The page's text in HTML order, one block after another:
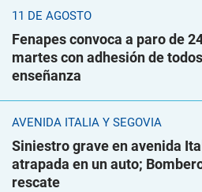
11 DE AGOSTO
Fenapes convoca a paro de
martes con adhesión de
enseñanza
AVENIDA ITALIA Y SEGOVIA
Siniestro grave en avenida
atrapada en un auto;
rescate